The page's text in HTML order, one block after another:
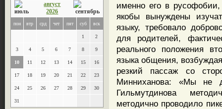
август
2026
пон втр срд чет пят суб вск
1 2
3 4 5 6 7 8 9
10 11 12 13 14 15 16
17 18 19 20 21 22 23
24 25 26 27 28 29 30
31
именно его в
якобы вынуждены
языку, требовало
для родителей,
реального положения
языка общения,
резкий пассаж со
Минниханова: «Мы не
Гильмутдинова
методично проводило